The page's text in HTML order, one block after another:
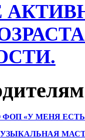
ФОП «У МЕНЯ